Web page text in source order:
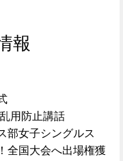
報
用防止講話
部女子シングルス
全国大会へ出場権獲